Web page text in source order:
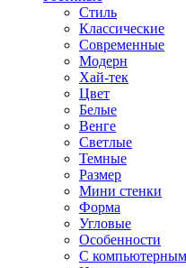
Стиль
Классические
Современные
Модерн
Хай-тек
Цвет
Белые
Венге
Светлые
Темные
Размер
Мини стенки
Форма
Угловые
Особенности
С